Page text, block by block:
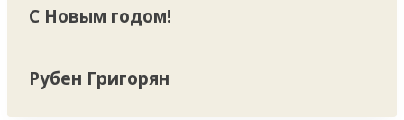
С Новым годом!
Рубен Григорян